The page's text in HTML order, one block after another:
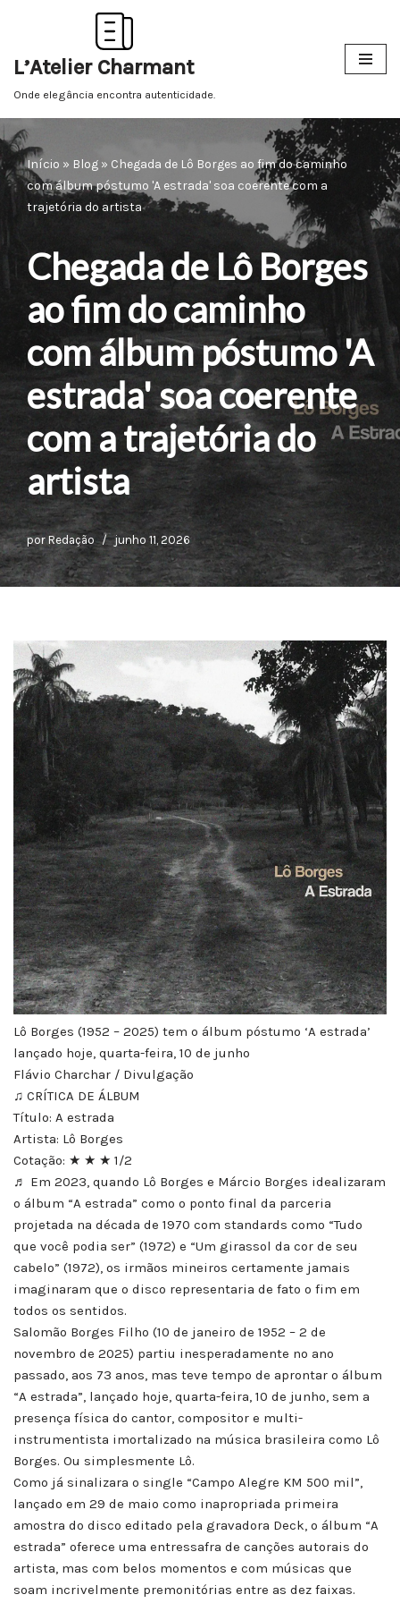
para
o
L’Atelier Charmant
Onde elegância encontra autenticidade.
Início » Blog » Chegada de Lô Borges ao fim do caminho
com álbum póstumo 'A estrada' soa coerente com a
trajetória do artista
Chegada de Lô Borges
ao fim do caminho
com álbum póstumo 'A
estrada' soa coerente
com a trajetória do
artista
por Redação junho 11, 2026
Lô Borges (1952 – 2025) tem o álbum póstumo ‘A estrada’
lançado hoje, quarta-feira, 10 de junho
Flávio Charchar / Divulgação
♫ CRÍTICA DE ÁLBUM
Título: A estrada
Artista: Lô Borges
Cotação: ★ ★ ★ 1/2
♬ Em 2023, quando Lô Borges e Márcio Borges idealizaram
o álbum “A estrada” como o ponto final da parceria
projetada na década de 1970 com standards como “Tudo
que você podia ser” (1972) e “Um girassol da cor de seu
cabelo” (1972), os irmãos mineiros certamente jamais
imaginaram que o disco representaria de fato o fim em
todos os sentidos.
Salomão Borges Filho (10 de janeiro de 1952 – 2 de
novembro de 2025) partiu inesperadamente no ano
passado, aos 73 anos, mas teve tempo de aprontar o álbum
“A estrada”, lançado hoje, quarta-feira, 10 de junho, sem a
presença física do cantor, compositor e multi-
instrumentista imortalizado na música brasileira como Lô
Borges. Ou simplesmente Lô.
Como já sinalizara o single “Campo Alegre KM 500 mil”,
lançado em 29 de maio como inapropriada primeira
amostra do disco editado pela gravadora Deck, o álbum “A
estrada” oferece uma entressafra de canções autorais do
artista, mas com belos momentos e com músicas que
soam incrivelmente premonitórias entre as dez faixas.